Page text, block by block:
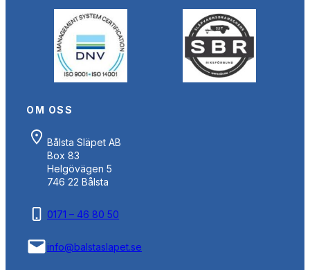
OM OSS
Bålsta Släpet AB
Box 83
Helgövägen 5
746 22 Bålsta
0171 – 46 80 50
info@balstaslapet.se